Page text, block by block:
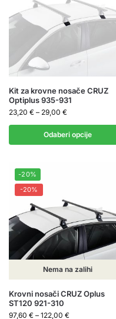
Kit za krovne nosače CRUZ
Optiplus 935-931
23,20 € – 29,00 €
Odaberi opcije
-20%
-20%
Nema na zalihi
Krovni nosači CRUZ Oplus
ST120 921-310
97,60 € – 122,00 €